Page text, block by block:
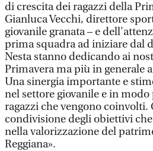
di crescita dei ragazzi della
Gianluca Vecchi, direttore
giovanile granata – e
prima squadra ad iniziare dal
Nesta stanno dedicando ai
Primavera ma più in generale
Una sinergia importante e
nel settore giovanile e in
ragazzi che vengono coinvolti.
condivisione degli obiettivi
nella valorizzazione del
Reggiana».